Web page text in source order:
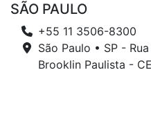
SÃO PAULO
+55 11 3506-8300
São Paulo • SP -
Brooklin Paulista -